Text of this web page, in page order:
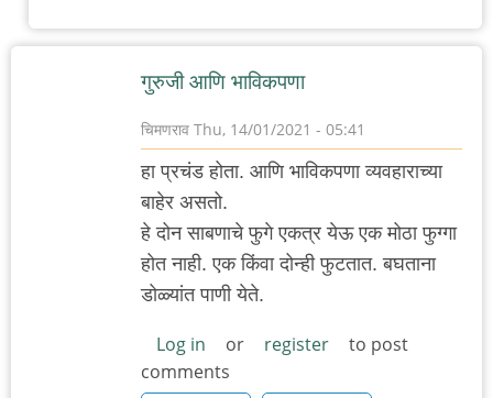
गुरुजी आणि भाविकपणा
चिमणराव Thu, 14/01/2021 - 05:41
हा प्रचंड होता. आणि भाविकपणा व्यवहाराच्या
बाहेर असतो.
हे दोन साबणाचे फुगे एकत्र येऊ एक मोठा फुग्गा
होत नाही. एक किंवा दोन्ही फुटतात. बघताना
डोळ्यांत पाणी येते.
Log in or register
to post
comments